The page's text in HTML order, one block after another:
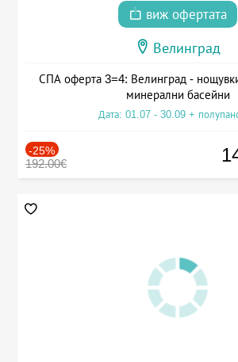
виж офертата
Велинград
СПА оферта 3=4: Велинград -
минерални басейни
Дата: 01.07 - 30.09 +
-25%
192.00€